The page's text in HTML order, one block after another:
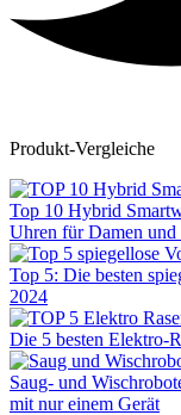
Produkt-Vergleiche
Top 10 Hybrid
Uhren für Damen und
Top 5: Die besten
2024
Die 5 besten Elektro-
Saug- und
mit nur einem Gerät